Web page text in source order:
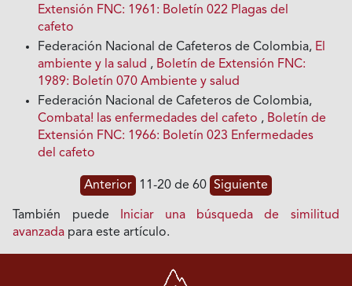
Extensión FNC: 1961: Boletín 022 Plagas del
cafeto
Federación Nacional de Cafeteros de Colombia, El
ambiente y la salud , Boletín de Extensión FNC:
1989: Boletín 070 Ambiente y salud
Federación Nacional de Cafeteros de Colombia,
Combata! las enfermedades del cafeto , Boletín de
Extensión FNC: 1966: Boletín 023 Enfermedades
del cafeto
Anterior 11-20 de 60 Siguiente
También puede
Iniciar una búsqueda de similitud
avanzada para este artículo.